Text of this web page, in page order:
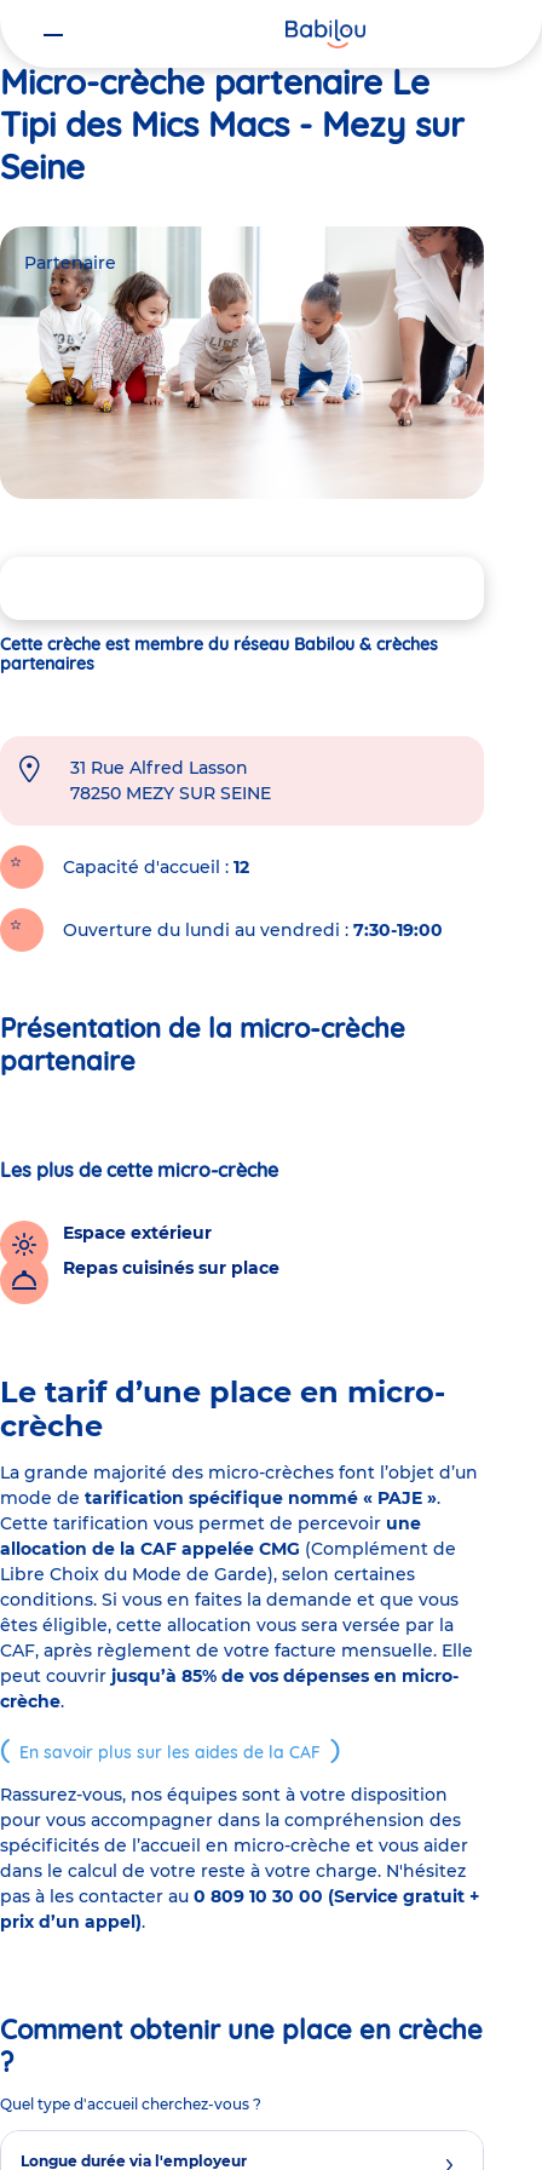
Micro-crèche partenaire Le
Tipi des Mics Macs - Mezy sur
Seine
Partenaire
Cette crèche est membre du réseau Babilou & crèches
partenaires
31 Rue Alfred Lasson
78250 MEZY SUR SEINE
Capacité d'accueil 12
Ouverture du lundi au vendredi : 7:30-19:00
Présentation de la micro-crèche
partenaire
Les plus de cette micro-crèche
Espace extérieur
Repas cuisinés sur place
Le tarif d’une place en micro-
crèche
La grande majorité des micro-crèches font l’objet d’un
mode de tarification spécifique nommé « PAJE ».
Cette tarification vous permet de percevoir une
allocation de la CAF appelée CMG (Complément de
Libre Choix du Mode de Garde), selon certaines
conditions. Si vous en faites la demande et que vous
êtes éligible, cette allocation vous sera versée par la
CAF, après règlement de votre facture mensuelle. Elle
peut couvrir jusqu’à 85% de vos dépenses en micro-
crèche.
En savoir plus sur les aides de la CAF
Rassurez-vous, nos équipes sont à votre disposition
pour vous accompagner dans la compréhension des
spécificités de l’accueil en micro-crèche et vous aider
dans le calcul de votre reste à votre charge. N'hésitez
pas à les contacter au 0 809 10 30 00 (Service gratuit +
prix d’un appel).
Comment obtenir une place en crèche
?
Quel type d'accueil cherchez-vous ?
Longue durée via l'employeur